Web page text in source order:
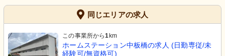
同じエリアの求人
この事業所から1 km
ホームステーション中板橋の求人 (日勤専従/未
経験可/無資格可)